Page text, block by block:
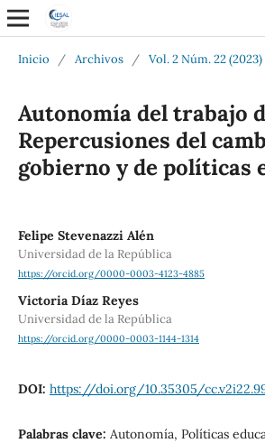
Inicio / Archivos / Vol. 2 Núm. 22 (2023)
Autonomía del trabajo
Repercusiones del
gobierno y de políticas
Felipe Stevenazzi Alén
Universidad de la República
https://orcid.org/0000-0003-4123-4885
Victoria Díaz Reyes
Universidad de la República
https://orcid.org/0000-0003-1144-1314
DOI: https://doi.org/10.35305/
Palabras clave: Autonomía, Políticas